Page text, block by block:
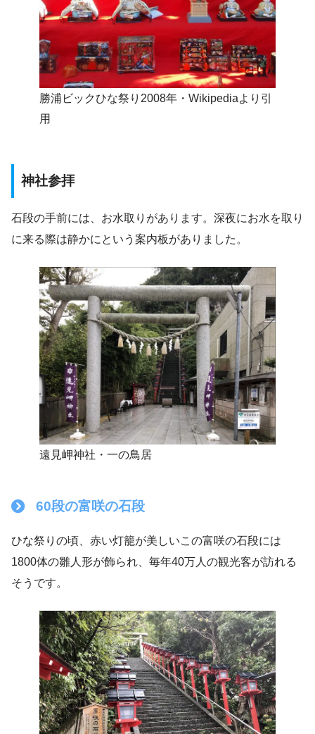
勝浦ビックひな祭り2008年・Wikipediaより引
用
神社参拝
石段の手前には、お水取りがあります。深夜にお水を取り
に来る際は静かにという案内板がありました。
遠見岬神社・一の鳥居
60段の富咲の石段
ひな祭りの頃、赤い灯籠が美しいこの富咲の石段には
1800体の雛人形が飾られ、毎年40万人の観光客が訪れる
そうです。